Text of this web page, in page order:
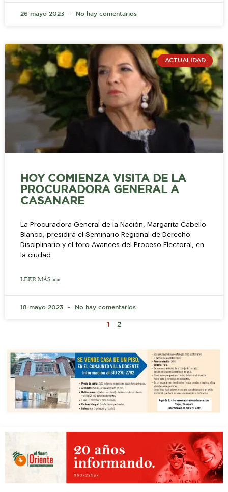
26 mayo 2023 No hay comentarios
ACTUALIDAD
HOY COMIENZA VISITA DE LA
PROCURADORA GENERAL A
CASANARE
La Procuradora General de la Nación, Margarita Cabello
Blanco, presidirá el Seminario Regional de Derecho
Disciplinario y el foro Avances del Proceso Electoral, en
la ciudad
LEER MÁS >>
18 mayo 2023 No hay comentarios
1 2